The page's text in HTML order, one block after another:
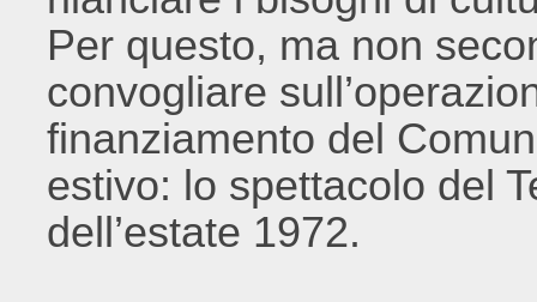
Per questo, ma non
convogliare
finanziamento del
estivo: lo spettacolo del
dell’estate 1972.